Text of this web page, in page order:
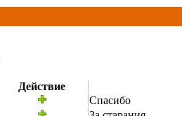
Действие
Спасибо